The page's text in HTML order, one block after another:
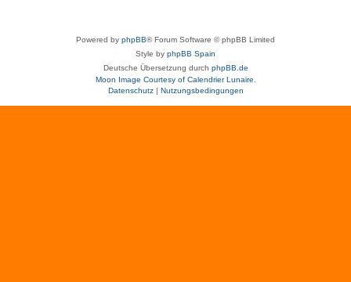
Powered by phpBB® Forum Software © phpBB Limited
Style by phpBB Spain
Deutsche Übersetzung durch phpBB.de
Moon Image Courtesy of Calendrier Lunaire.
Datenschutz| Nutzungsbedingungen